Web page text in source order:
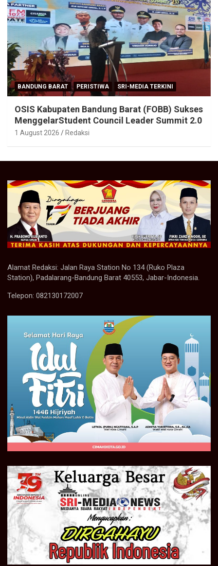
BANDUNG BARAT PERISTIWA SRI-MEDIA TERKINI
OSIS Kabupaten Bandung Barat (FOBB) Sukses
MenggelarStudent Council Leader Summit 2.0
1 August 2026 Redaksi
Alamat Redaksi: Jalan Raya Station No 134 (Ruko Plaza
Station), Padalarang-Bandung Barat 40553, Jabar-Indonesia.
Telepon: 082130172007